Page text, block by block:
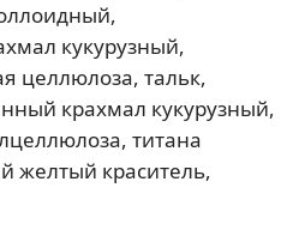
кукурузный,
целлюлоза, тальк,
крахмал кукурузный,
титана
желтый краситель,